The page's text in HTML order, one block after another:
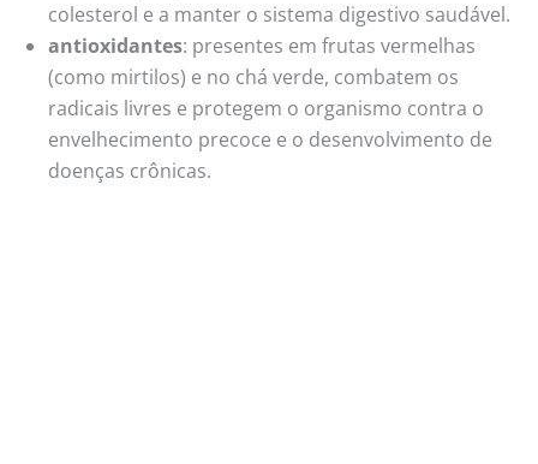
colesterol e a manter o sistema digestivo saudável.
antioxidantes: presentes em frutas vermelhas
(como mirtilos) e no chá verde, combatem os
radicais livres e protegem o organismo contra o
envelhecimento precoce e o desenvolvimento de
doenças crônicas.